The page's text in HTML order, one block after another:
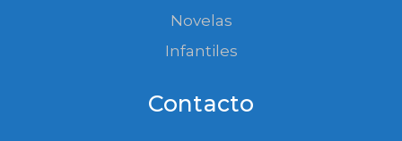
Novelas
Infantiles
Contacto